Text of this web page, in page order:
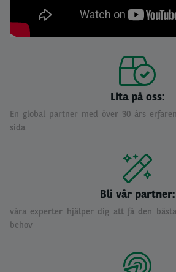
Lita på oss:
En global partner med över 30 års
sida
Bli vår partner:
våra experter hjälper dig att få den
behov